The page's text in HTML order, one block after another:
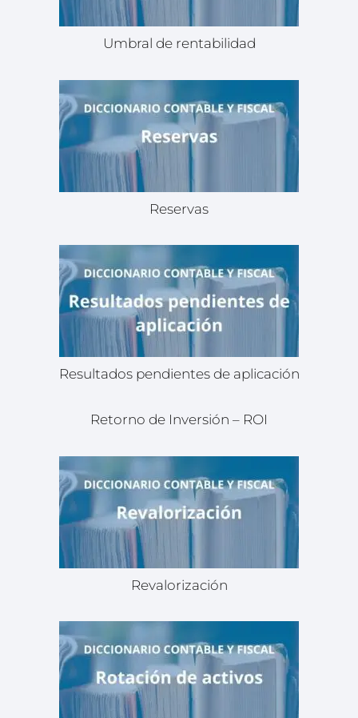
Umbral de rentabilidad
Reservas
Resultados pendientes de aplicación
Retorno de Inversión – ROI
Revalorización